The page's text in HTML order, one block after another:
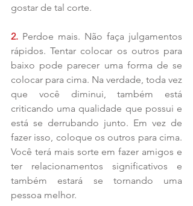
gostar de tal corte.
2. Perdoe mais. Não faça julgamentos
rápidos. Tentar colocar os outros para
baixo pode parecer uma forma de se
colocar para cima. Na verdade, toda vez
que você diminui, também está
criticando uma qualidade que possui e
está se derrubando junto. Em vez de
fazer isso, coloque os outros para cima.
Você terá mais sorte em fazer amigos e
ter relacionamentos significativos e
também estará se tornando uma
pessoa melhor.